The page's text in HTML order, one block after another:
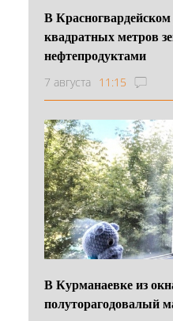
В
квадратных метров
нефтепродуктами
7 августа 11:15
В Курманаевке из
полуторагодовалый